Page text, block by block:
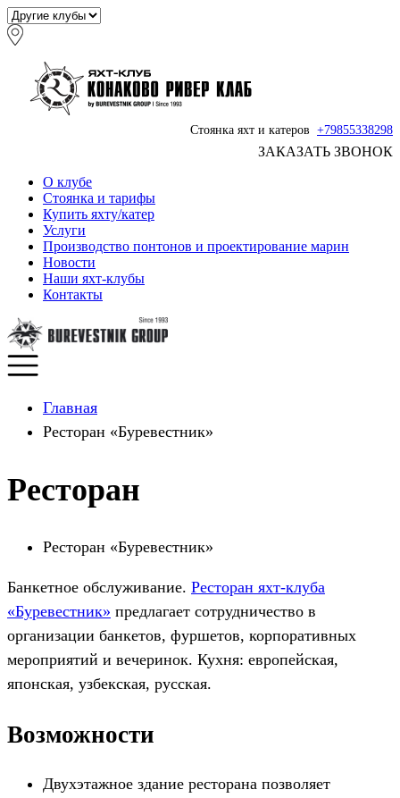
Стоянка яхт и катеров +79855338298
ЗАКАЗАТЬ ЗВОНОК
О клубе
Стоянка и тарифы
Купить яхту/катер
Услуги
Производство понтонов и проектирование марин
Новости
Наши яхт-клубы
Контакты
Главная
Ресторан «Буревестник»
Ресторан
Ресторан «Буревестник»
Банкетное обслуживание. Ресторан яхт-клуба
«Буревестник» предлагает сотрудничество в
организации банкетов, фуршетов, корпоративных
мероприятий и вечеринок. Кухня: европейская,
японская, узбекская, русская.
Возможности
Двухэтажное здание ресторана позволяет